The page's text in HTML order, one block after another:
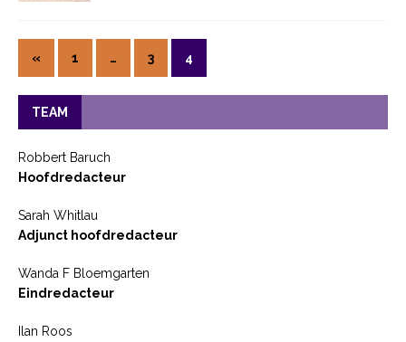
« 1 … 3 4
TEAM
Robbert Baruch
Hoofdredacteur
Sarah Whitlau
Adjunct hoofdredacteur
Wanda F Bloemgarten
Eindredacteur
Ilan Roos